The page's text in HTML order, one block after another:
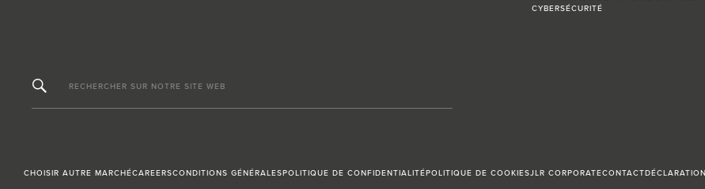
CYBERSÉCURITÉ
RECHERCHER SUR NOTRE SITE WEB
CHOISIR AUTRE MARCHÉCAREERSCONDITIONS GÉNÉRALESPOLITIQUE DE CONFIDENTIALITÉPOLITIQUE DE COOKIESJLR CORPORATECONTACT